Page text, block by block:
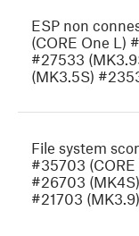
ESP non
(CORE One L)
#27533
(MK3.5S)
File system
#35703
#26703
#21703 (MK3.9)